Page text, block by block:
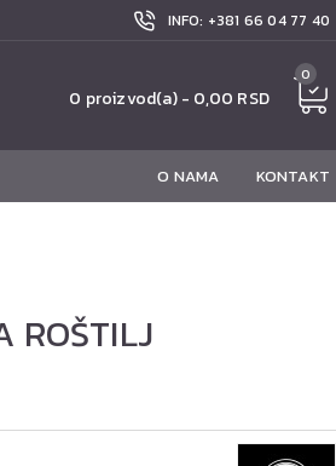
INFO: +381 66 04 77 40
0 proizvod(a) - 0,00 RSD
0
O NAMA KONTAKT
ROŠTILJ